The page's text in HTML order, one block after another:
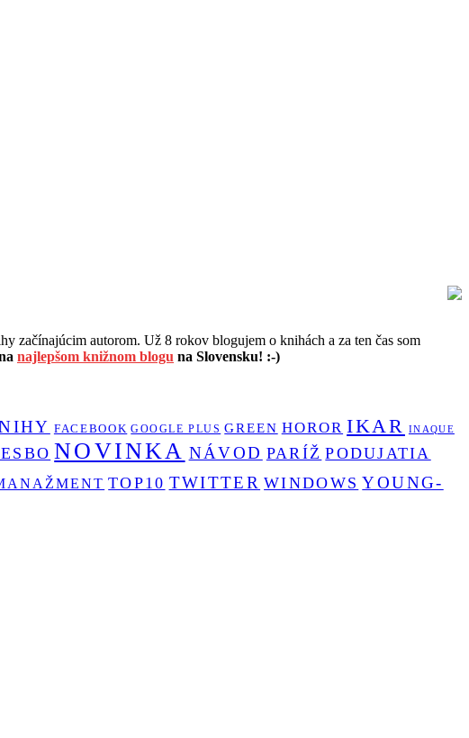
začínajúcim autorom. Už 8 rokov blogujem o knihách a za ten čas som
najlepšom knižnom blogu na Slovensku! :-)
FACEBOOK GOOGLE PLUS GREEN HOROR IKAR INAQUE
NOVINKA NÁVOD PARÍŽ PODUJATIA
TOP10 TWITTER WINDOWS YOUNG-